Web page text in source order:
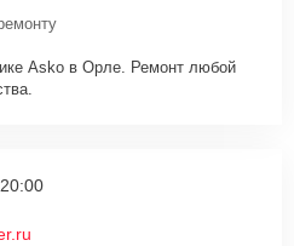
Asko в Орле. Ремонт любой